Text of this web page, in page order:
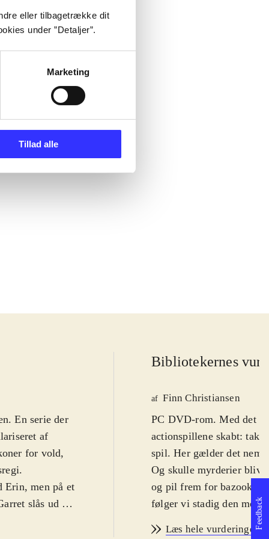
eller tilbagetrække dit
under ”Detaljer”.
Marketing
Tillad alle
En serie der
af
for vold,
.
Erin, men på et
slås ud af
Bibliotekernes
af Finn Christiansen
PC DVD-rom. Med det
actionspillene skabt:
spil. Her gælder det
Og skulle myrderier
og pil frem for
følger vi stadig den
magisk ædelsten.
Læs hele vurderingenFeedback